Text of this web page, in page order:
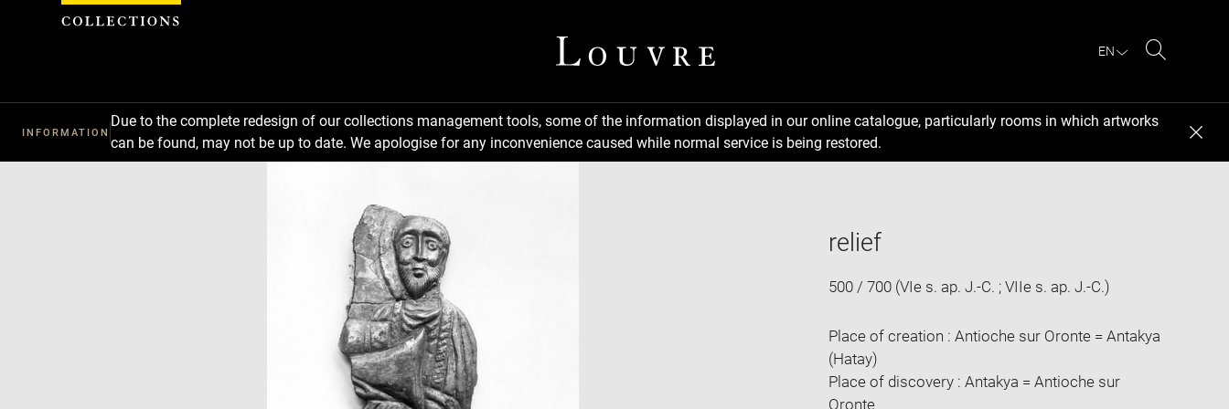
EN
INFORMATION
Due to the complete redesign of our collections management tools, some of the information displayed in our online catalogue, particularly rooms in which artworks
can be found, may not be up to date. We apologise for any inconvenience caused while normal service is being restored.
relief
500 / 700 (VIe s. ap. J.-C. ; VIIe s. ap. J.-C.)
Place of creation : Antioche sur Oronte = Antakya
(Hatay)
Place of discovery : Antakya = Antioche sur
Oronte
Cookies management panel